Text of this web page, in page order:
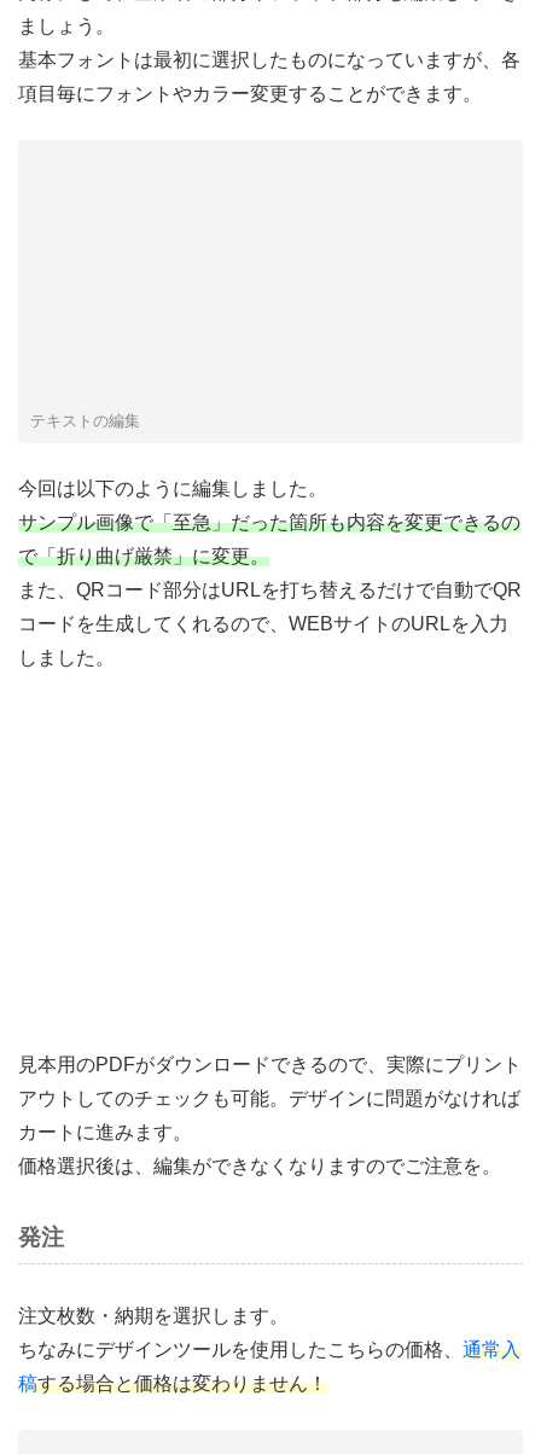
ましょう。
基本フォントは最初に選択したものになっていますが、各
項目毎にフォントやカラー変更することができます。
テキストの編集
今回は以下のように編集しました。
サンプル画像で「至急」だった箇所も内容を変更できるの
で「折り曲げ厳禁」に変更。
また、QRコード部分はURLを打ち替えるだけで自動でQR
コードを生成してくれるので、WEBサイトのURLを入力
しました。
見本用のPDFがダウンロードできるので、実際にプリント
アウトしてのチェックも可能。デザインに問題がなければ
カートに進みます。
価格選択後は、編集ができなくなりますのでご注意を。
発注
注文枚数・納期を選択します。
ちなみにデザインツールを使用したこちらの価格、 通常入
稿する場合と価格は変わりません！